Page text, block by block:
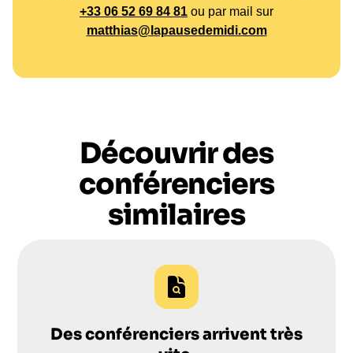
position des entreprises sur le marché, mais ont
également permis de bâtir des équipes plus
+33 06 52 69 84 81 ou par mail sur
matthias@lapausedemidi.com
Découvrir des
conférenciers
similaires
Des conférenciers arrivent très